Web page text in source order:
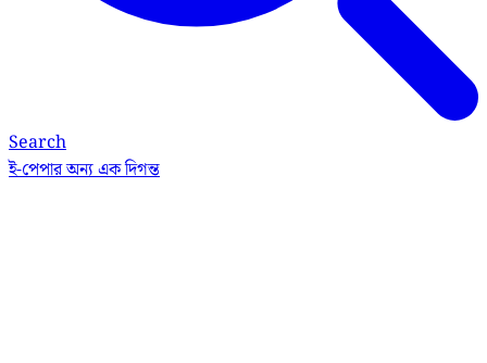
Search
ই-পেপারঅন্য এক দিগন্ত